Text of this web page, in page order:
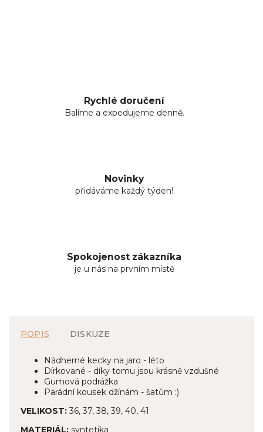
Rychlé doručení
Balíme a expedujeme denně.
Novinky
přidáváme každý týden!
Spokojenost zákazníka
je u nás na prvním místě
POPIS DISKUZE
Nádherné kecky na jaro - léto
Dírkované - díky tomu jsou krásně vzdušné
Gumová podrážka
Parádní kousek džínám - šatům :)
VELIKOST: 36, 37, 38, 39, 40, 41
MATERIÁL: syntetika